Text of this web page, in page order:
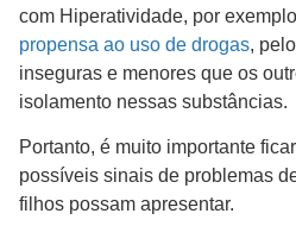
com Hiperatividade, por
propensa ao uso de drogas,
inseguras e menores que os
isolamento nessas substâncias.
Portanto, é muito importante
possíveis sinais de problemas
filhos possam apresentar.